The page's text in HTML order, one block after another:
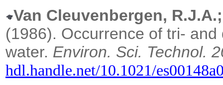
Van Cleuvenbergen,
(1986). Occurrence of tri-
water. Environ. Sci. Technol.
hdl.handle.net/10.1021/